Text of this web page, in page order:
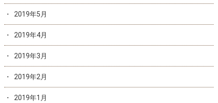
2019年5月
2019年4月
2019年3月
2019年2月
2019年1月